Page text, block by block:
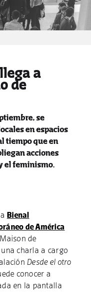
a
de
se
en espacios
tiempo que en
acciones
el feminismo.
Bienal
de América
de
charla a cargo
Desde el otro
conocer a
en la pantalla